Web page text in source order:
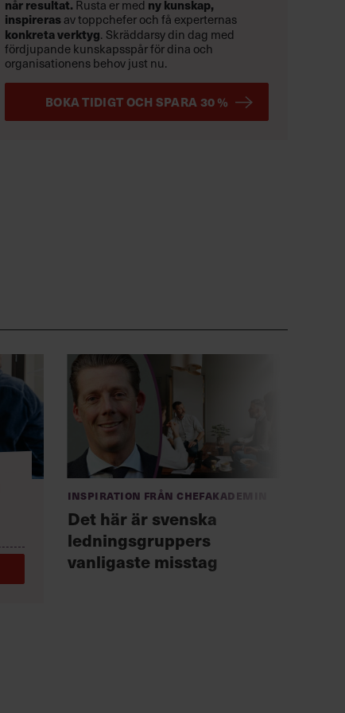
når resultat. Rusta er med ny kunskap,
inspirerasav toppchefer och få experternas
konkreta verktyg. Skräddarsy din dag med
fördjupande kunskapsspår för dina och
organisationens behov just nu.
BOKA TIDIGT OCH SPARA 30 %
Inspiration från Chefakademin
Det här är svenska
ledningsgruppers
vanligaste misstag